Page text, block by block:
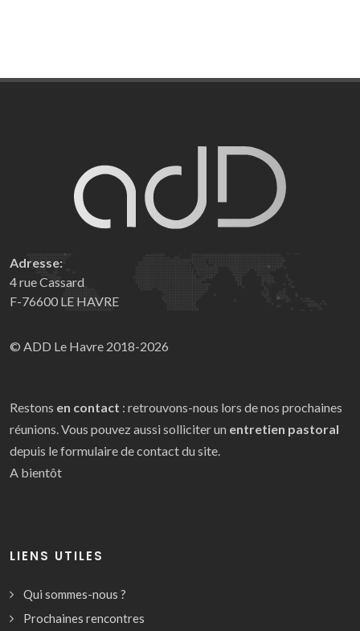
Adresse:
4 rue Cassard
F-76600 LE HAVRE
© ADD Le Havre 2018-2026
Restons en contact : retrouvons-nous lors de nos prochaines
réunions. Vous pouvez aussi solliciter un entretien pastoral
depuis le formulaire de contact du site.
A bientôt
LIENS UTILES
Qui sommes-nous ?
Prochaines rencontres